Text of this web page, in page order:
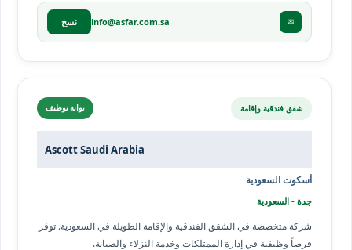
✉
info@asfar.com.sa نسخ
شقق فندقية وإقامة بوابة توظيف
Ascott Saudi Arabia
أسكوت السعودية
جدة - السعودية
شركة متخصصة في الشقق الفندقية والإقامة الطويلة في السعودية. توفر
فرصاً وظيفية في إدارة الممتلكات وخدمة النزلاء والصيانة.